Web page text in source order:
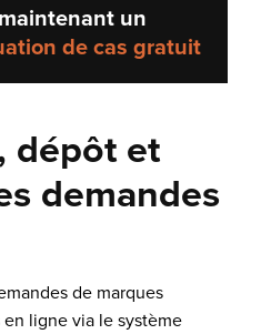
un
de cas gratuit
dépôt et
demandes
de marques
ligne via le système